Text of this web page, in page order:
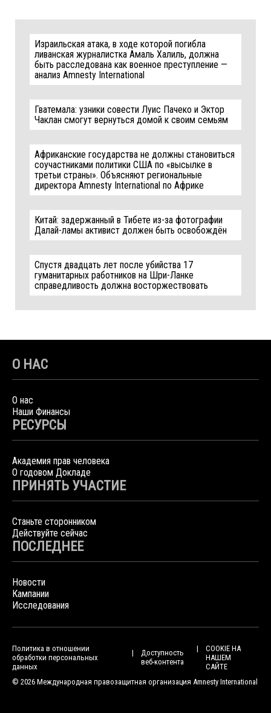
Израильская атака, в ходе которой погибла
ливанская журналистка Амаль Халиль, должна
быть расследована как военное преступление —
анализ Amnesty International
Гватемала: узники совести Луис Пачеко и Эктор
Чаклан смогут вернуться домой к своим семьям
Африканские государства не должны становиться
соучастниками политики США по «высылке в
третьи страны». Объясняют региональные
директора Amnesty International по Африке
Китай: задержанный в Тибете из-за фотографии
Далай-ламы активист должен быть освобождён
Спустя двадцать лет после убийства 17
гуманитарных работников на Шри-Ланке
справедливость должна восторжествовать
О НАС
О нас
Наши Финансы
РЕСУРСЫ
Академия прав человека
О годовом Докладе
ПРИНЯТЬ УЧАСТИЕ
Станьте сторонником
Действуйте сейчас
ПОСЛЕДНЕЕ
Новости
Кампании
Исследования
Политика в отношении
обработки персональных
данных
Доступность
веб-контента
COOKIE НА
НАШЕМ
САЙТЕ
© 2026 Международная правозащитная организация Amnesty International